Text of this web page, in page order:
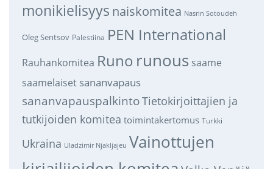
monikielisyys naiskomitea Nasrin Sotoudeh
Oleg Sentsov Palestiina PEN International
Rauhankomitea Runo runous saame
saamelaiset sananvapaus
sananvapauspalkintoTietokirjoittajien ja
tutkijoiden komitea toimintakertomus Turkki
Ukraina Uladzimir Njakljajeu Vainottujen